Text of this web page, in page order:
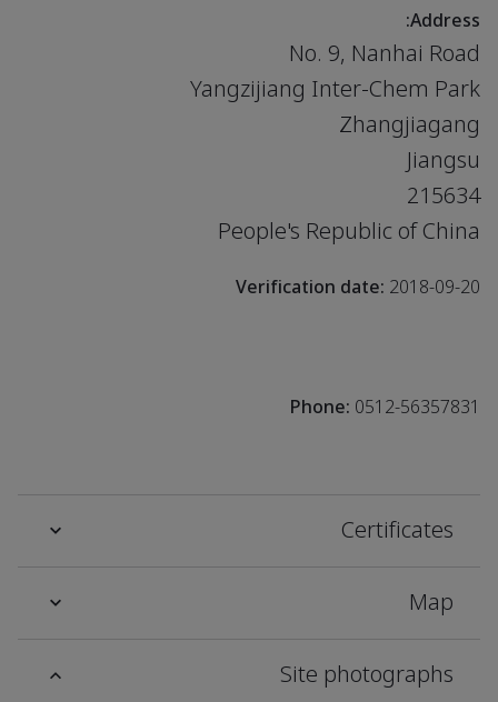
Address:
No. 9, Nanhai Road
Yangzijiang Inter-Chem Park
Zhangjiagang
Jiangsu
215634
People's Republic of China
Verification date:2018-09-20
Phone:0512-56357831
Certificates
Map
Site photographs